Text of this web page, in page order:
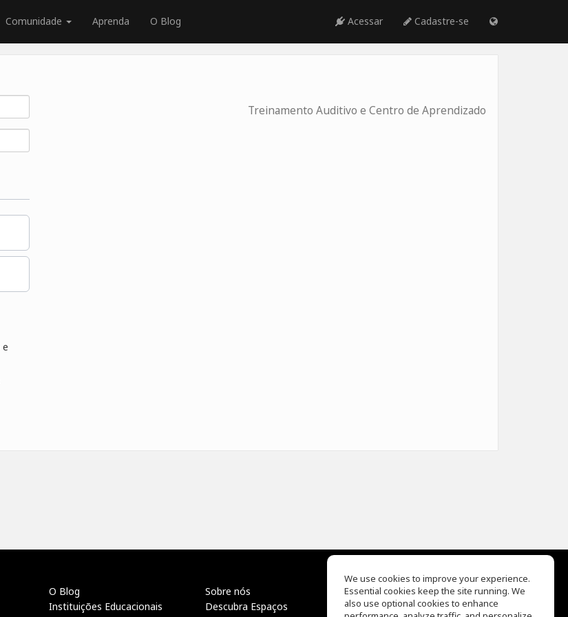
Comunidade Aprenda O Blog Acessar Cadastre-se
e
Treinamento Auditivo e Centro de Aprendizado
O Blog
Instituições Educacionais
Sobre nós
Descubra Espaços
EQ Ear Training
Drum Machine
We use cookies to improve your experience.
Essential cookies keep the site running. We
also use optional cookies to enhance